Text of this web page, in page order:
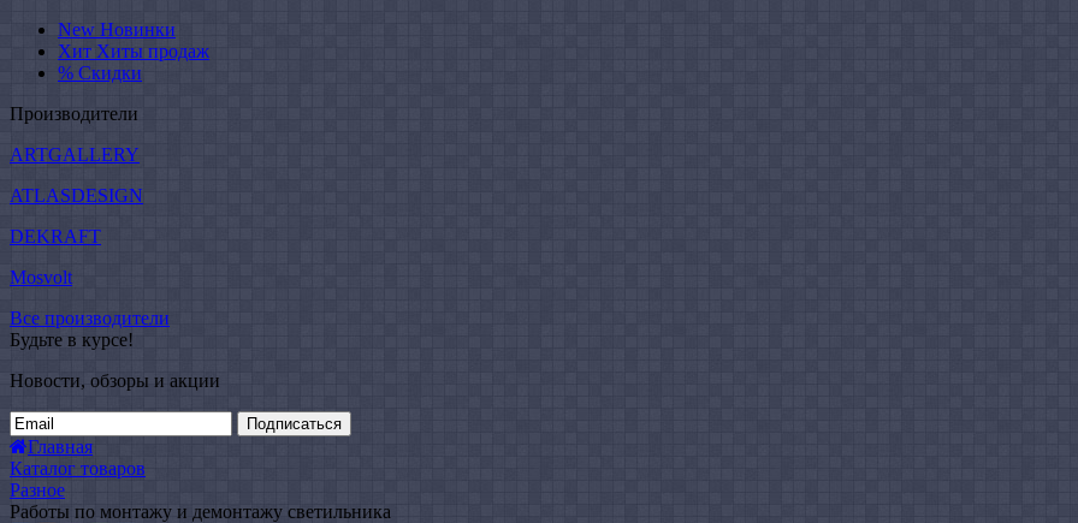
New Новинки
Хит Хиты продаж
% Скидки
Производители
ARTGALLERY
ATLASDESIGN
DEKRAFT
Mosvolt
Все производители
Будьте в курсе!
Новости, обзоры и акции
Подписаться
Главная
Каталог товаров
Разное
Работы по монтажу и демонтажу светильника